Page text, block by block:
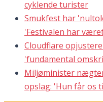
cyklende turister
Smukfest har
'Festivalen har
Cloudflare
'fundamental
Miljøminister
opslag: 'Hun får os